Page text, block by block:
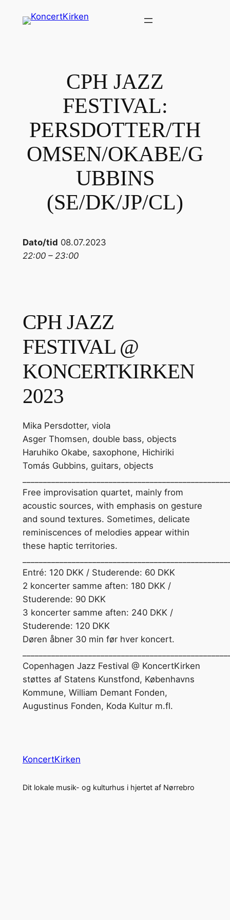
CPH JAZZ
FESTIVAL:
PERSDOTTER/TH
OMSEN/OKABE/G
UBBINS
(SE/DK/JP/CL)
Dato/tid 08.07.2023
22:00 – 23:00
CPH JAZZ
FESTIVAL @
KONCERTKIRKEN
2023
Mika Persdotter, viola
Asger Thomsen, double bass, objects
Haruhiko Okabe, saxophone, Hichiriki
Tomás Gubbins, guitars, objects
Free improvisation quartet, mainly from
acoustic sources, with emphasis on gesture
and sound textures. Sometimes, delicate
reminiscences of melodies appear within
these haptic territories.
Entré: 120 DKK / Studerende: 60 DKK
2 koncerter samme aften: 180 DKK /
Studerende: 90 DKK
3 koncerter samme aften: 240 DKK /
Studerende: 120 DKK
Døren åbner 30 min før hver koncert.
Copenhagen Jazz Festival @ KoncertKirken
støttes af Statens Kunstfond, Københavns
Kommune, William Demant Fonden,
Augustinus Fonden, Koda Kultur m.fl.
KoncertKirken
Dit lokale musik- og kulturhus i hjertet af Nørrebro